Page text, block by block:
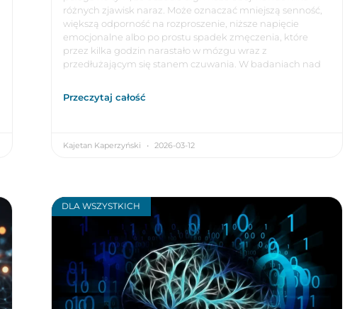
różnych zjawisk naraz. Może oznaczać mniejszą senność,
większą odporność na rozproszenie, niższe napięcie
emocjonalne albo po prostu spadek zmęczenia, które
przez kilka godzin narastało w mózgu wraz z
przedłużającym się stanem czuwania. W badaniach nad
Przeczytaj całość
Kajetan Kaperzyński 2026-03-12
DLA WSZYSTKICH